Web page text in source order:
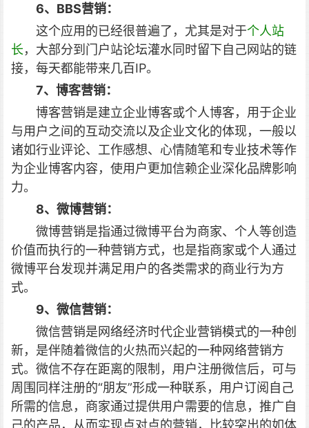
6、BBS营销：
这个应用的已经很普遍了，尤其是对于个人站
长，大部分到门户站论坛灌水同时留下自己网站的链
接，每天都能带来几百IP。
7、博客营销：
博客营销是建立企业博客或个人博客，用于企业
与用户之间的互动交流以及企业文化的体现，一般以
诸如行业评论、工作感想、心情随笔和专业技术等作
为企业博客内容，使用户更加信赖企业深化品牌影响
力。
8、微博营销：
微博营销是指通过微博平台为商家、个人等创造
价值而执行的一种营销方式，也是指商家或个人通过
微博平台发现并满足用户的各类需求的商业行为方
式。
9、微信营销：
微信营销是网络经济时代企业营销模式的一种创
新，是伴随着微信的火热而兴起的一种网络营销方
式。微信不存在距离的限制，用户注册微信后，可与
周围同样注册的“朋友”形成一种联系，用户订阅自己
所需的信息，商家通过提供用户需要的信息，推广自
己的产品，从而实现点对点的营销，比较突出的如体